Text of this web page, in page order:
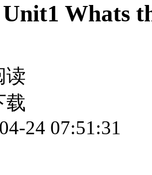
Whats
读
载
24 07:51:31